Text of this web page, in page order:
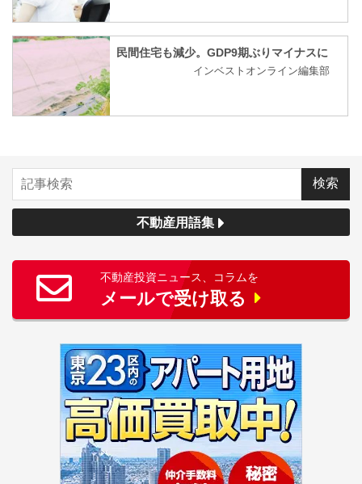
民間住宅も減少。GDP9期ぶりマイナスに
インベストオンライン編集部
不動産用語集
不動産投資ニュース、コラムを
メールで受け取る